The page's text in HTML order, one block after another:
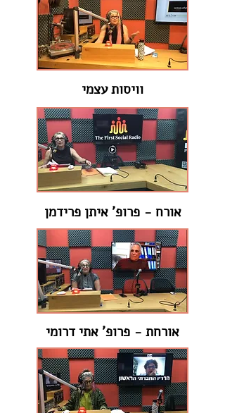
וויסות עצמי
אורח - פרופ' איתן פרידמן
אורחת - פרופ' אתי דרומי